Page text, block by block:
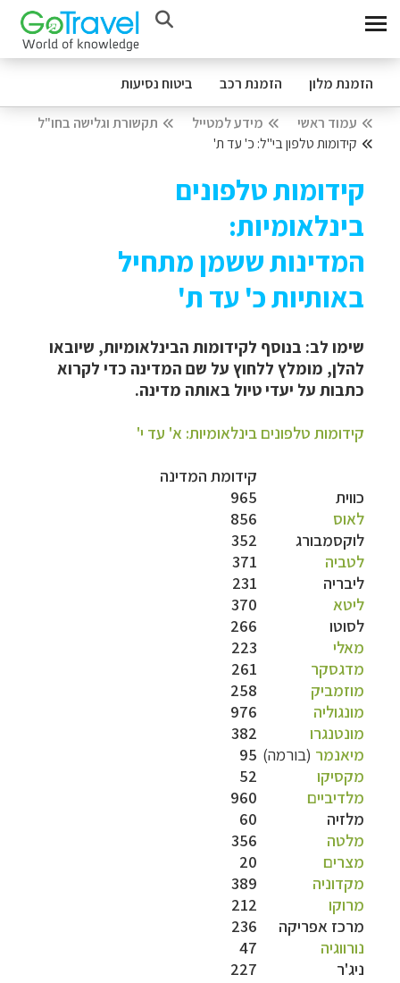
הזמנת מלון הזמנת רכב ביטוח נסיעות
עמוד ראשי מידע למטייל
תקשורת וגלישה בחו"ל
קידומות טלפון בי"ל: כ' עד ת'
קידומות טלפונים
בינלאומיות:
המדינות ששמן מתחיל
באותיות כ' עד ת'
שימו לב: בנוסף לקידומות הבינלאומיות, שיובאו
להלן, מומלץ ללחוץ על שם המדינה כדי לקרוא
כתבות על יעדי טיול באותה מדינה.
קידומות טלפונים בינלאומיות: א' עד י'
קידומת המדינה
כווית
965
לאוס
856
לוקסמבורג
352
לטביה
371
ליבריה
231
ליטא
370
לסוטו
266
מאלי
223
מדגסקר
261
מוזמביק
258
מונגוליה
976
מונטנגרו
382
מיאנמר (בורמה) 95
מקסיקו
52
מלדיביים
960
מלזיה
60
מלטה
356
מצרים
20
מקדוניה
389
מרוקו
212
מרכז אפריקה
236
נורווגיה
47
ניג'ר
227